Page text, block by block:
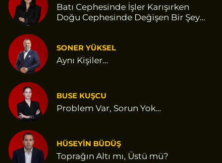
Batı Cephesinde İşler Karışırken
Doğu Cephesinde Değişen Bir Şey
SONER YÜKSEL
Aynı Kişiler…
BUSE KUŞCU
Problem Var, Sorun Yok…
HÜSEYİN BÜDÜŞ
Toprağın Altı mı, Üstü mü?